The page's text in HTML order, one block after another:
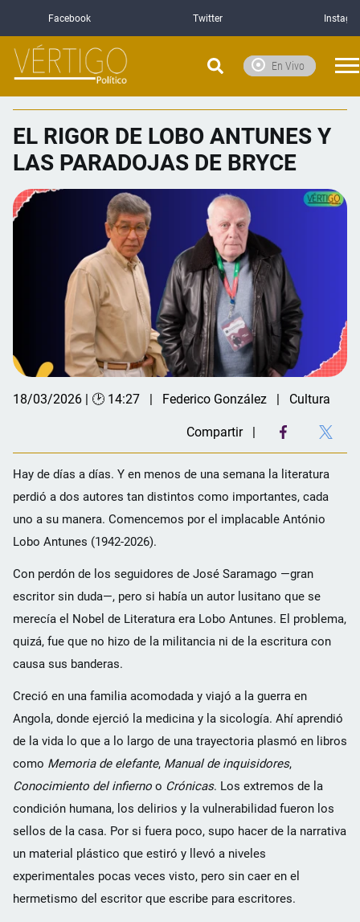
Facebook Twitter
En Vivo
EL RIGOR DE LOBO ANTUNES Y
LAS PARADOJAS DE BRYCE
18/03/2026 | 🕑 14:27 Federico González Cultura
Compartir
Hay de días a días. Y en menos de una semana la literatura
perdió a dos autores tan distintos como importantes, cada
uno a su manera. Comencemos por el implacable António
Lobo Antunes (1942-2026).
Con perdón de los seguidores de José Saramago —gran
escritor sin duda—, pero si había un autor lusitano que se
merecía el Nobel de Literatura era Lobo Antunes. El problema,
quizá, fue que no hizo de la militancia ni de la escritura con
causa sus banderas.
Creció en una familia acomodada y viajó a la guerra en
Angola, donde ejerció la medicina y la sicología. Ahí aprendió
de la vida lo que a lo largo de una trayectoria plasmó en libros
como Memoria de elefante, Manual de inquisidores,
Conocimiento del infierno o Crónicas. Los extremos de la
condición humana, los delirios y la vulnerabilidad fueron los
sellos de la casa. Por si fuera poco, supo hacer de la narrativa
un material plástico que estiró y llevó a niveles
experimentales pocas veces visto, pero sin caer en el
hermetismo del escritor que escribe para escritores.